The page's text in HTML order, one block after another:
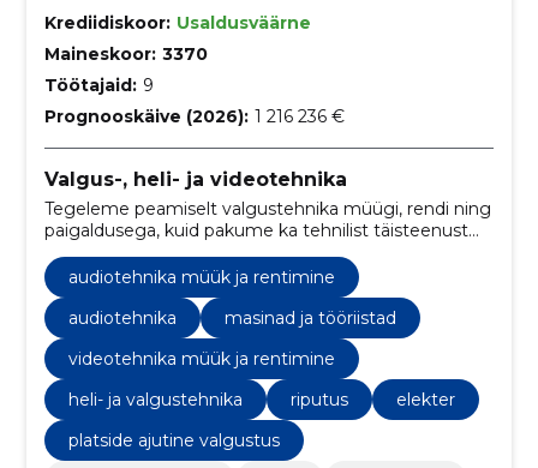
Krediidiskoor: Usaldusväärne
Maineskoor: 3370
Töötajaid: 9
Prognooskäive (2026): 1 216 236 €
Valgus-, heli- ja videotehnika
Tegeleme peamiselt valgustehnika müügi, rendi ning
paigaldusega, kuid pakume ka tehnilist täisteenust
sündmuste korraldamisel.
audiotehnika müük ja rentimine
audiotehnika
masinad ja tööriistad
videotehnika müük ja rentimine
heli- ja valgustehnika
riputus
elekter
platside ajutine valgustus